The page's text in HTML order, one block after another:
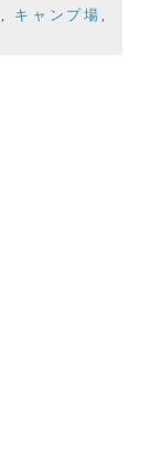
, キャンプ場 ,